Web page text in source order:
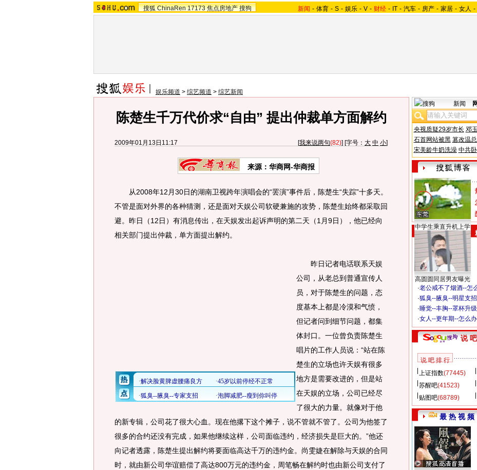
搜狐 ChinaRen 17173 焦点房地产 搜狗 新闻 - 体育 - S - 娱乐 - V - 财经 - IT - 汽车 - 房产 - 家居 - 女人 -
娱乐频道 > 综艺频道 > 综艺新闻
陈楚生千万代价求“自由” 提出仲裁单方面解约
2009年01月13日11:17 [我来说两句(82)] [字号： 大 中 小]
来源：华商网-华商报
从2008年12月30日的湖南卫视跨年演唱会的“罢演”事件后，陈楚生“失踪”十多天。
不管是面对外界的各种猜测，还是面对天娱公司软硬兼施的攻势，陈楚生始终都采取回
避。昨日（12日）有消息传出，在天娱发出起诉声明的第二天（1月9日），他已经向
相关部门提出仲裁，单方面提出解约。
昨日记者电话联系天娱
公司，从老总到普通宣传人
员，对于陈楚生的问题，态
度基本上都是冷漠和气愤，
但记者问到细节问题，都集
体封口。一位曾负责陈楚生
唱片的工作人员说：“站在陈
楚生的立场也许天娱有很多
地方是需要改进的，但是站
在天娱的立场，公司已经尽
了很大的力量。就像对于他
的新专辑，公司花了很大心血。现在他撂下这个摊子，说不管就不管了。公司为他签了
很多的合约还没有完成，如果他继续这样，公司面临违约，经济损失是巨大的。”他还
向记者透露，陈楚生提出解约将要面临高达千万的违约金。尚雯婕在解除与天娱的合同
时，就由新公司华谊赔偿了高达800万元的违约金，周笔畅在解约时也由新公司支付了
新闻
央视质疑29岁市长 邓
石首网站被黑 篡改温
宋美龄牛奶洗澡 中共
中学生乘直升机上学
高圆圆同居男友曝光
·老公戒不了烟酒--怎
·狐臭--腋臭--明星支招
·睡觉--丰胸--罩杯升
·女人--更年期--怎么办
说 吧
说 吧 排 行
上证指数(77445)
苏醒吧(41523)
贴图吧(68789)
最 热 视 频